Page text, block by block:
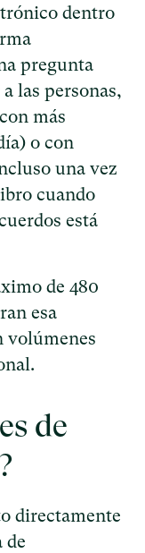
dentro
pregunta
las personas,
más
o con
una vez
cuando
está
de 480
esa
volúmenes
de
directamente
de